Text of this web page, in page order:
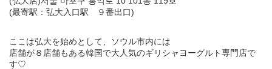
(最寄駅：弘大入口駅 ９番出口)
ここは弘大を始めとして、ソウル市内には
店舗が８店舗もある韓国で大人気のギリシャヨーグルト専門店で
す♡